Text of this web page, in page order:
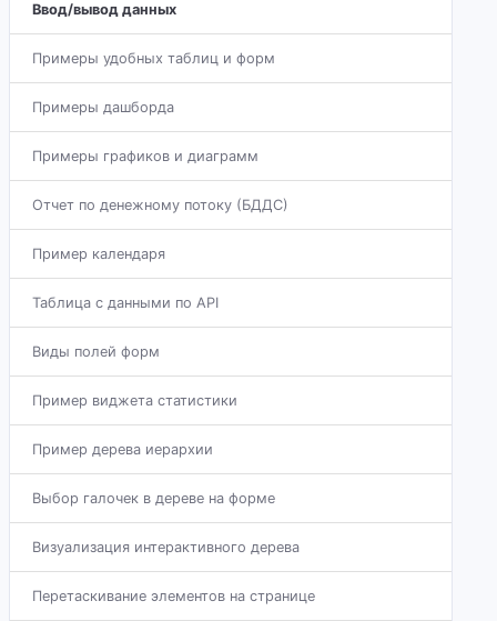
Ввод/вывод данных
Примеры удобных таблиц и форм
Примеры дашборда
Примеры графиков и диаграмм
Отчет по денежному потоку (БДДС)
Пример календаря
Таблица с данными по API
Виды полей форм
Пример виджета статистики
Пример дерева иерархии
Выбор галочек в дереве на форме
Визуализация интерактивного дерева
Перетаскивание элементов на странице